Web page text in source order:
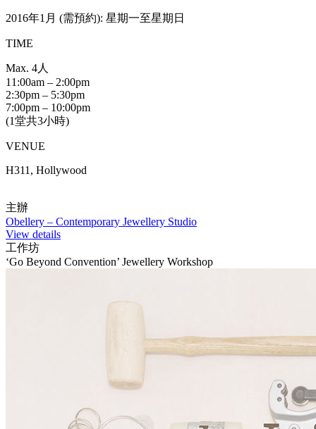
2016年1月 (需預約): 星期一至星期日
TIME
Max. 4人
11:00am – 2:00pm
2:30pm – 5:30pm
7:00pm – 10:00pm
(1堂共3小時)
VENUE
H311, Hollywood
主辦
Obellery – Contemporary Jewellery Studio
View details
工作坊
‘Go Beyond Convention’ Jewellery Workshop